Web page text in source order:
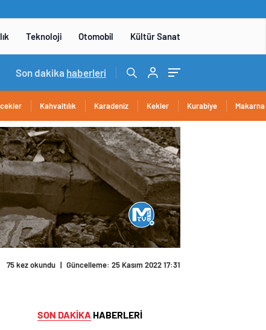
Teknoloji Otomobil Kültür Sanat
15:06 / DENEYAP Teknoloji Atölyeleri uygulama sınavı 1
Son dakika haberleri
Kahvaltılık Karadeniz Kekler Kurabiye Makarna
75 kez okundu | Güncelleme: 25 Kasım 2022 17:31
SON DAKİKA HABERLERİ